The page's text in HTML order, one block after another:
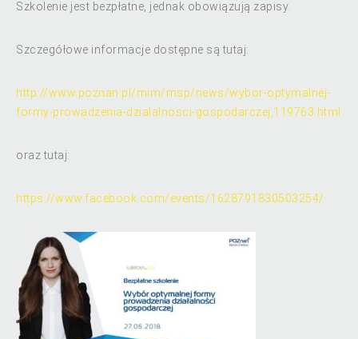
Szkolenie jest bezpłatne, jednak obowiązują zapisy.
Szczegółowe informacje dostępne są tutaj:
http://www.poznan.pl/mim/msp/news/wybor-optymalnej-
formy-prowadzenia-dzialalnosci-gospodarczej,119763.html
oraz tutaj:
https://www.facebook.com/events/1628791830503254/